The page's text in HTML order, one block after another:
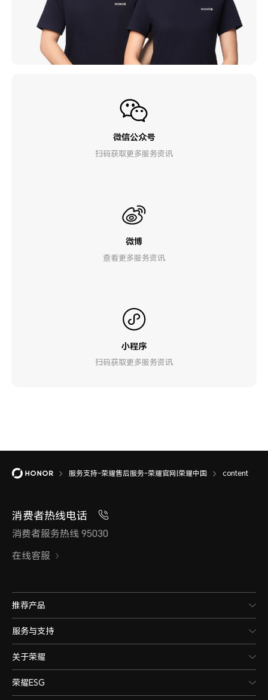
微信公众号
扫码获取更多服务资讯
微博
查看更多服务资讯
小程序
扫码获取更多服务资讯
服务支持-荣耀售后服务-荣耀官网|荣耀中国 content
消费者热线电话
消费者服务热线 95030
在线客服
推荐产品
服务与支持
关于荣耀
荣耀ESG